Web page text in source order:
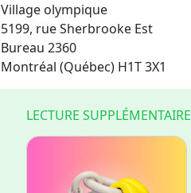
Village olympique
5199, rue Sherbrooke Est
Bureau 2360
Montréal (Québec) H1T 3X1
LECTURE SUPPLÉMENTAIRE